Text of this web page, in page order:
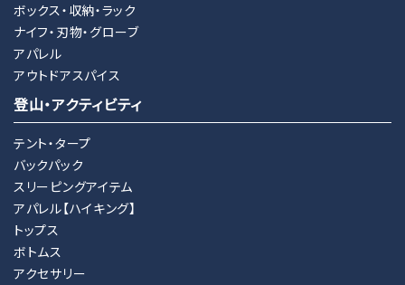
ボックス・収納・ラック
ナイフ・刃物・グローブ
アパレル
アウトドアスパイス
登山・アクティビティ
テント・タープ
バックパック
スリーピングアイテム
アパレル【ハイキング】
トップス
ボトムス
アクセサリー